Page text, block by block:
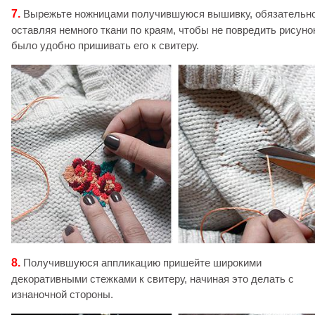
7. Вырежьте ножницами получившуюся вышивку,
оставляя немного ткани по краям, чтобы не повредить
было удобно пришивать его к свитеру.
8. Получившуюся аппликацию пришейте широкими
декоративными стежками к свитеру, начиная это делать с
изнаночной стороны.